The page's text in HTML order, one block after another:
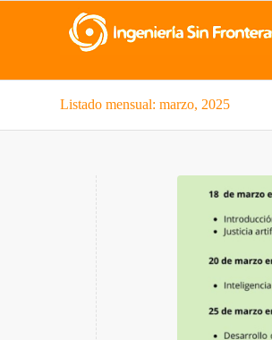
Listado mensual: marzo, 2025